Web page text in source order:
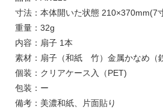
寸法：本体開いた状態
重量：32g
内容：扇子 1本
素材：扇子（和紙 竹）金属かなめ（
個装：クリアケース入（PET)
包装：ー
備考：美濃和紙、片面貼り